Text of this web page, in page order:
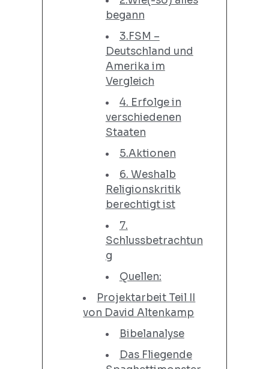
begann
3.FSM –
Deutschland und
Amerika im
Vergleich
4. Erfolge in
verschiedenen
Staaten
5.Aktionen
6. Weshalb
Religionskritik
berechtigt ist
7.
Schlussbetrachtun
g
Quellen:
Projektarbeit Teil II
von David Altenkamp
Bibelanalyse
Das Fliegende